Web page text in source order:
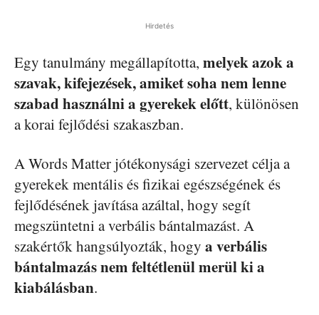
Hirdetés
Egy tanulmány megállapította, melyek azok a
szavak, kifejezések, amiket soha nem lenne
szabad használni a gyerekek előtt, különösen
a korai fejlődési szakaszban.
A Words Matter jótékonysági szervezet célja a
gyerekek mentális és fizikai egészségének és
fejlődésének javítása azáltal, hogy segít
megszüntetni a verbális bántalmazást. A
szakértők hangsúlyozták, hogy a verbális
bántalmazás nem feltétlenül merül ki a
kiabálásban.